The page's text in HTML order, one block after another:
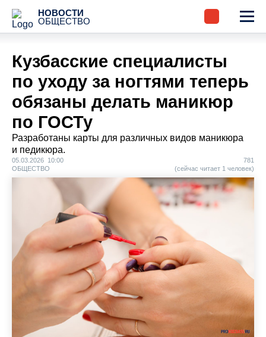
НОВОСТИ
ОБЩЕСТВО
Кузбасские специалисты
по уходу за ногтями теперь
обязаны делать маникюр
по ГОСТу
Разработаны карты для различных видов маникюра
и педикюра.
05.03.2026 10:00
ОБЩЕСТВО
781
(сейчас читает 1 человек)